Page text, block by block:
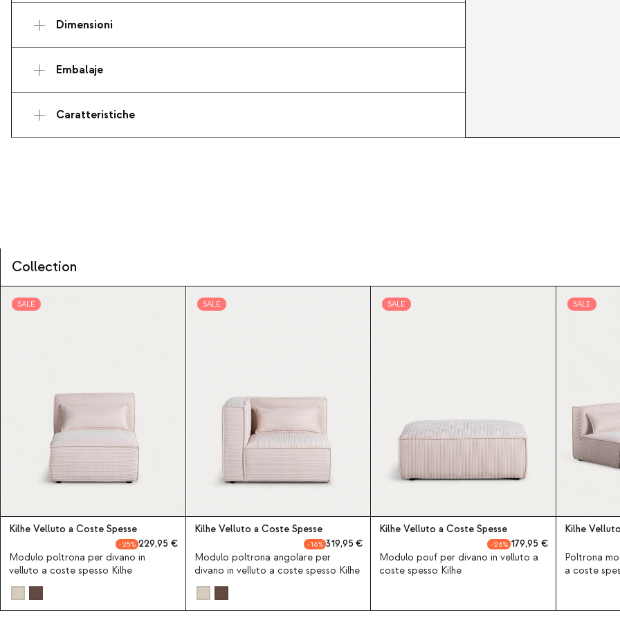
Dimensioni
Embalaje
Caratteristiche
Collection
SALE
Kilhe Velluto a Coste Spesse
25
229,95
Modulo poltrona per divano in
velluto a coste spesso Kilhe
SALE
Kilhe Velluto a Coste Spesse
16
319,95
Modulo poltrona angolare per
divano in velluto a coste spesso Kilhe
SALE
Kilhe Velluto a Coste Spesse
26
179,95
Modulo pouf per divano in velluto a
coste spesso Kilhe
SALE
Kilhe
Poltrona
a coste